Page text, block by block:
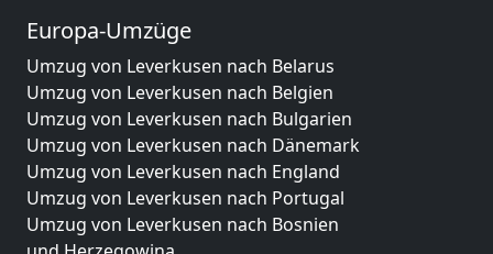
Europa-Umzüge
Umzug von Leverkusen nach Belarus
Umzug von Leverkusen nach Belgien
Umzug von Leverkusen nach Bulgarien
Umzug von Leverkusen nach Dänemark
Umzug von Leverkusen nach England
Umzug von Leverkusen nach Portugal
Umzug von Leverkusen nach Bosnien